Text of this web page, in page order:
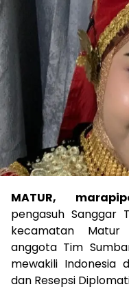
MATUR,
pengasuh Sanggar
kecamatan
anggota Tim
mewakili Indonesia
dan Resepsi